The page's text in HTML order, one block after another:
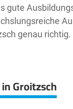
gute
genau richtig.
Groitzsch